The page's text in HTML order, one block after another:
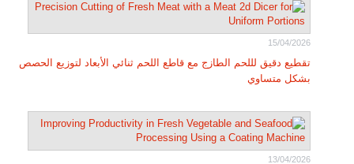
15/04/2026
تقطيع دقيق لللحم الطازج مع قاطع اللحم ثنائي الأبعاد لتوزيع الحصص
بشكل متساوي
13/04/2026